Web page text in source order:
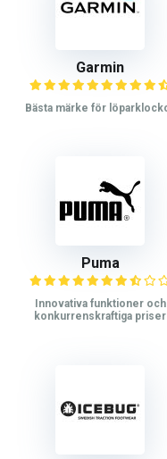
Garmin
Bästa märke för
Puma
Innovativa funktioner och
konkurrenskraftiga priser